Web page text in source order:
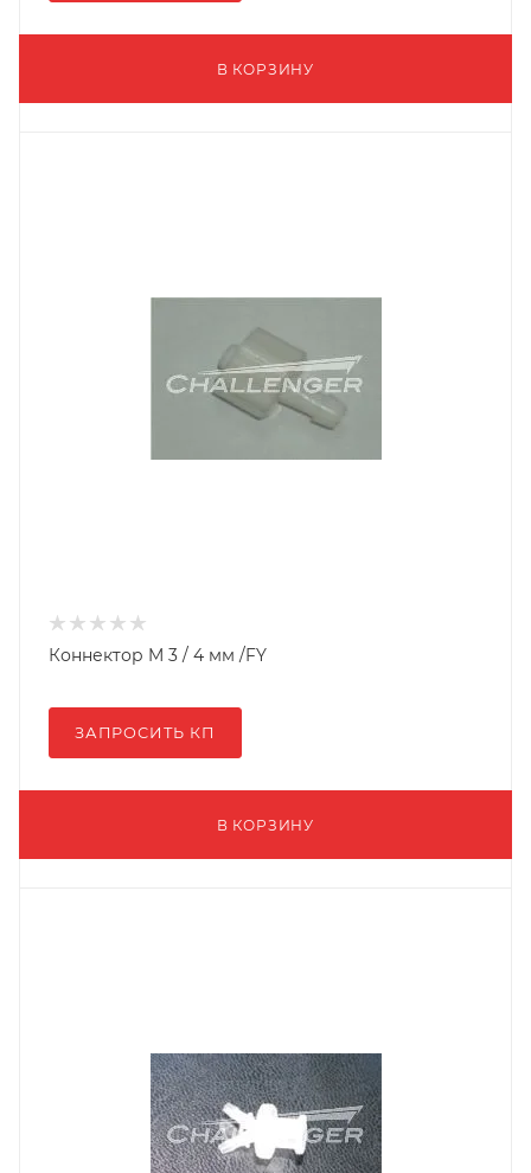
В КОРЗИНУ
Коннектор M 3 / 4 мм /FY
ЗАПРОСИТЬ КП
В КОРЗИНУ